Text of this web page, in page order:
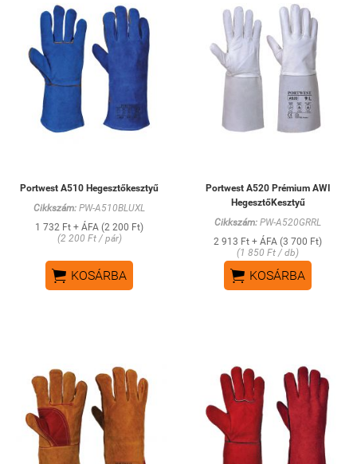
Portwest A510 Hegesztőkesztyű
Cikkszám: PW-A510BLUXL
1 732 Ft + ÁFA (2 200 Ft)
(2 200 Ft / pár)
 KOSÁRBA
Portwest A520 Prémium AWI
HegesztőKesztyű
Cikkszám: PW-A520GRRL
2 913 Ft + ÁFA (3 700 Ft)
(1 850 Ft / db)
 KOSÁRBA